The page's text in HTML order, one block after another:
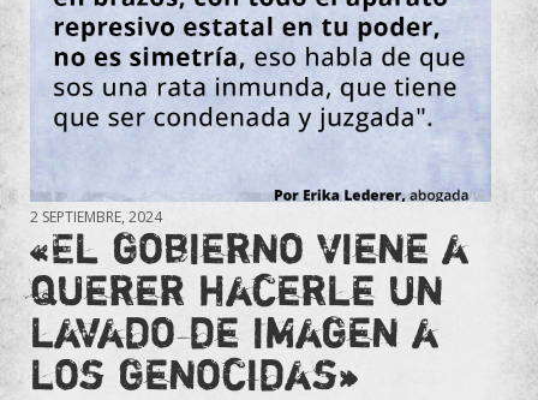
2 SEPTIEMBRE, 2024
«El gobierno viene a
querer hacerle un
lavado de imagen a
los genocidas»